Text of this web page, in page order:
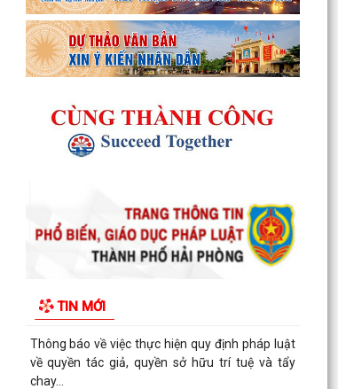
TIN MỚI
kỳ 2026...
Thông báo Lịch công tác tuần 31 của lãnh đạo
UBND phường Lê Ích Mộc (Từ 27/7 -
Thông báo về việc cảnh giác với các hành vi giả
mạo cơ quan nhà nước để lừa đảo chiếm đoạt
tài sản...
UBND Phường Lê Ích Mộc (Từ 20/7 -
26/7/2026)
Thông báo về việc niêm yết công khai kết quả
địa...
Thông báo về việc thực hiện quy định pháp luật
về quyền tác giả, quyền sở hữu trí tuệ và tẩy
chay...